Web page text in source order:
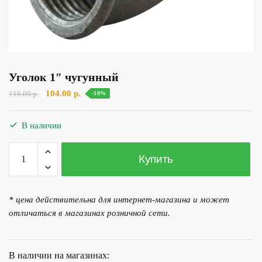
Уголок 1″ чугунный
116.00р.
Первоначальная
104.00 р. Текущая
-10%
В наличии
Количество
товара
Уголок
чугунный
Купить
* цена действительна для интернет-магазина и может
отличаться в магазинах розничной сети.
В наличии на магазинах: